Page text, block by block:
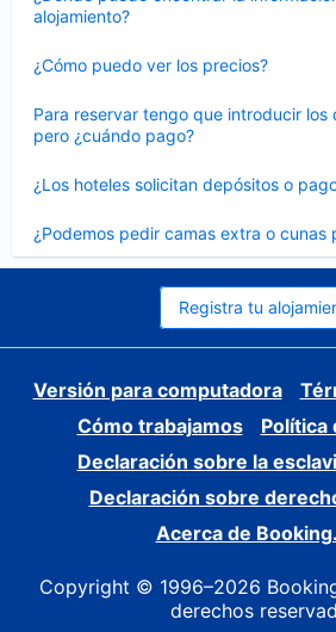
alojamiento?
¿Cómo puedo ver los precios?
cerrado
Para reservar tengo que introducir los
pero ¿cuándo pago?
cerrado
¿Los hoteles solicitan depósitos o
cerrado
¿Podemos pedir camas extra o cunas
cerrado
Registra tu
Versión para computadora
Cómo trabajamos
Política
Declaración sobre la
Declaración sobre
Acerca de
Copyright © 1996–2026
derechos